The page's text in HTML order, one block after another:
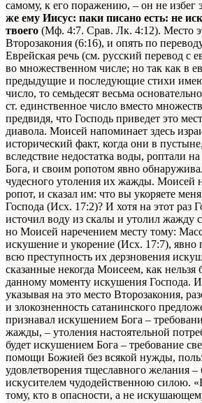
самому, к его поражению, – он не избег
же ему Иисус: паки писано есть: не
твоего (Мф. 4:7. Срав. Лк. 4:12). Место
Второзакония (6:16), и опять по
Еврейская речь (см. русский перевод с
во множественном числе; но так как в
предыдущие и последующие стихи
число, то семьдесят весьма
ст. единственное число вместо
предвидя, что Господь приведет это
диавола. Моисей напоминает здесь
исторический факт, когда они в
вследствие недостатка воды, роптали
Бога, и своим ропотом явно
чудесного утоления их жажды. Моисей
ропот, и сказал им: что вы укоряете
Господа (Исх. 17:2)? И хотя на этот раз
источил воду из скалы и утолил жажду
но Моисей наречением месту тому:
искушение и укорение (Исх. 17:7), явно
всю преступность их дерзновения
сказанные некогда Моисеем, как нельзя
данному моменту искушения Господа.
указывая на это место Второзакония,
и злокозненность сатанинского
признавал искушением Бога –
жажды, – утоления настоятельной
будет искушением Бога – требование
помощи Божией без всякой нужды,
удовлетворения тщеславного желания –
искусителем чудодейственною силою.
тому, кто в опасности, а не